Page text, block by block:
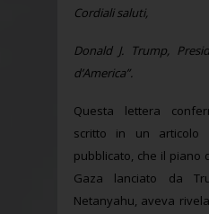
Cordiali saluti,
Donald J. Trump,
d’America”.
Questa lettera
scritto in un articolo
pubblicato, che il piano
Gaza lanciato da
Netanyahu, aveva